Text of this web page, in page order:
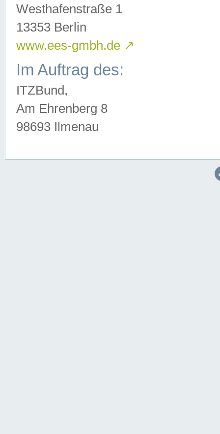
Westhafenstraße 1
13353 Berlin
www.ees-gmbh.de ↗
Im Auftrag des:
ITZBund,
Am Ehrenberg 8
98693 Ilmenau